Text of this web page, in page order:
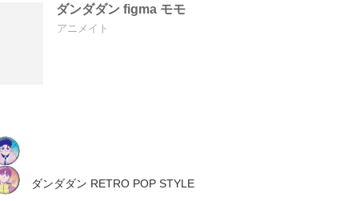
ダンダダン figma モモ
アニメイト
ダンダダン RETRO POP STYLE